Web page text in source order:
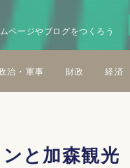
ページやブログをつくろう
治・軍事 財政 経済
と加森観光